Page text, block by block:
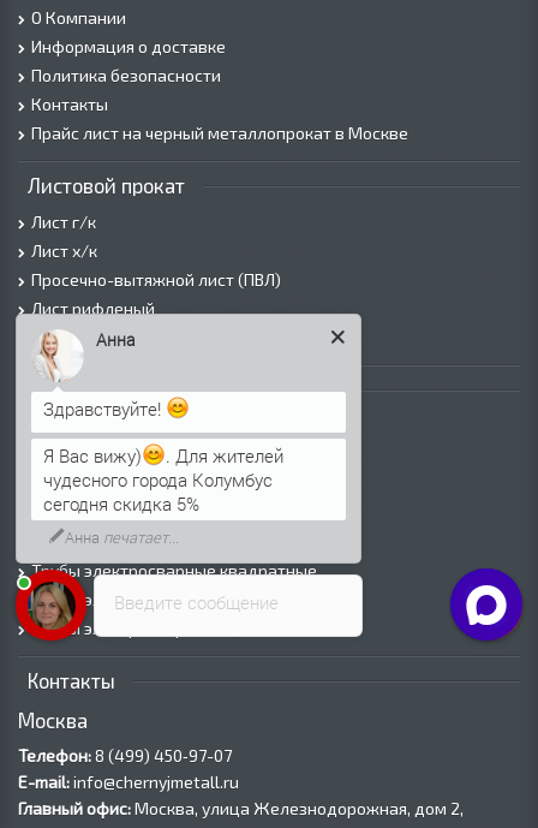
О Компании
Информация о доставке
Политика безопасности
Контакты
Прайс лист на черный металлопрокат в Москве
Листовой прокат
Лист г/к
Лист х/к
Просечно-вытяжной лист (ПВЛ)
Лист рифленый
Лист оцинкованный
Трубы
Трубы горячедеформированные
Труба холоднодеформированная
Трубы ВГП (Водогазопроводные)
Трубы ВГП оцинкованные
Трубы электросварные круглые
Трубы электросварные квадратные
Трубы электросварные прямоугольные
Трубы электросварные оцинкованные
Контакты
Москва
Телефон:8 (499) 450‑97-07
E-mail:info@chernyjmetall.ru
Главный офис:Москва, улица Железнодорожная, дом 2,
Введите сообщение
Анна
Здравствуйте!
Я Вас вижу)
. Для жителей
чудесного города Колумбус
сегодня скидка 5%
Анна печатает...